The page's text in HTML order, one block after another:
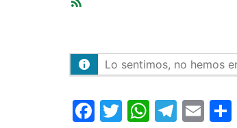
Lo sentimos, no hemos
Facebook
Twitter